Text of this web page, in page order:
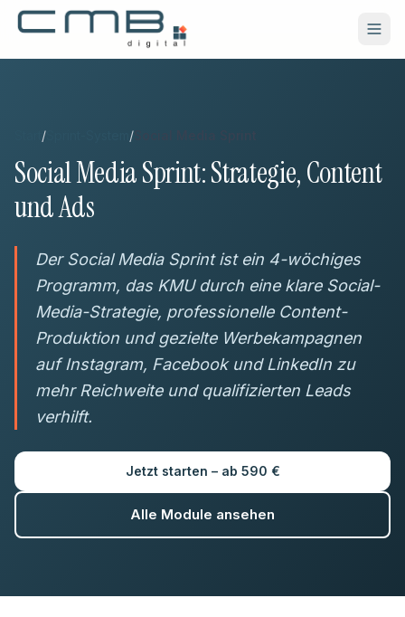
Zum Hauptinhalt springen
/ /
Social Media Sprint: Strategie, Content
und Ads
Der Social Media Sprint ist ein 4-wöchiges
Programm, das KMU durch eine klare Social-
Media-Strategie, professionelle Content-
Produktion und gezielte Werbekampagnen
auf Instagram, Facebook und LinkedIn zu
mehr Reichweite und qualifizierten Leads
verhilft.
Jetzt starten – ab 590 €
Alle Module ansehen